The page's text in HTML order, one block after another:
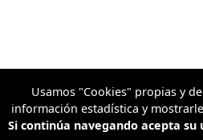
Usamos "Cookies" propias y
información estadística y
Si continúa navegando acepta su